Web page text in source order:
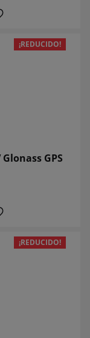
¡REDUCIDO!
GPS
¡REDUCIDO!